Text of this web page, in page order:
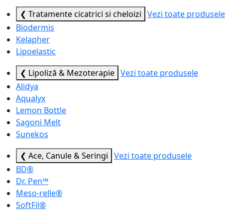
❮ Tratamente cicatrici si cheloizi Vezi toate produsele
Biodermis
Kelapher
Lipoelastic
❮ Lipoliză & Mezoterapie Vezi toate produsele
Alidya
Aqualyx
Lemon Bottle
Sagoni Melt
Sunekos
❮ Ace, Canule & Seringi Vezi toate produsele
BD®
Dr. Pen™
Meso-relle®
SoftFil®